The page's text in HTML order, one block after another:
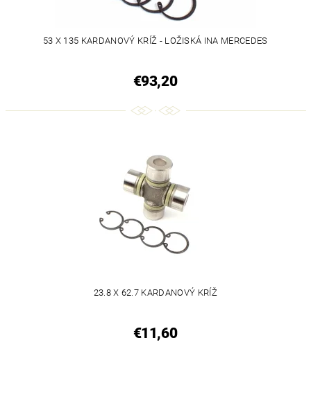
53 X 135 KARDANOVÝ KRÍŽ - LOŽISKÁ INA MERCEDES
€93,20
23.8 X 62.7 KARDANOVÝ KRÍŽ
€11,60